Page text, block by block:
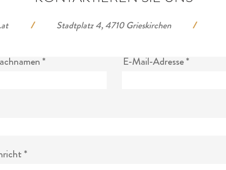
/ Stadtplatz 4, 4710 Grieskirchen /
E-Mail-Adresse